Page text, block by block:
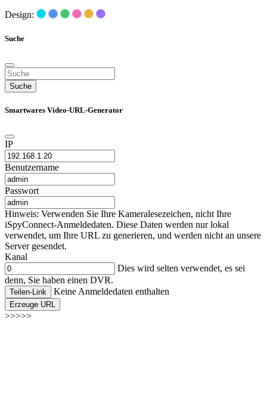
Design:
Suche
Suche
Smartwares Video-URL-Generator
IP
Benutzername
Passwort
Hinweis: Verwenden Sie Ihre Kameralesezeichen, nicht Ihre
iSpyConnect-Anmeldedaten. Diese Daten werden nur lokal
verwendet, um Ihre URL zu generieren, und werden nicht an unsere
Server gesendet.
Kanal
Dies wird selten verwendet, es sei
denn, Sie haben einen DVR.
Teilen-Link Keine Anmeldedaten enthalten
Erzeuge URL
>>>>>